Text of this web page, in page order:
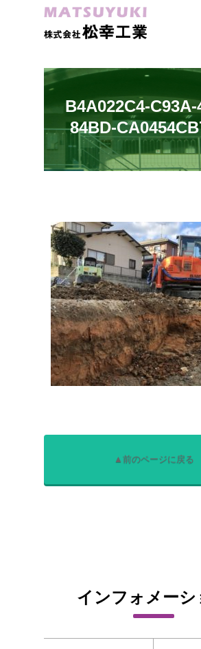
地盤改良工事
B4A022C4-C93A-
84BD-
▲前のページに戻る
インフォメーシ